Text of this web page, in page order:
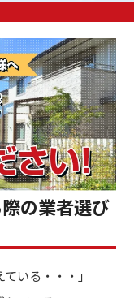
の業者選び
いる・・・」